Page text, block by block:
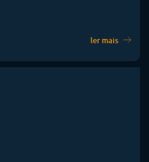
ler mais